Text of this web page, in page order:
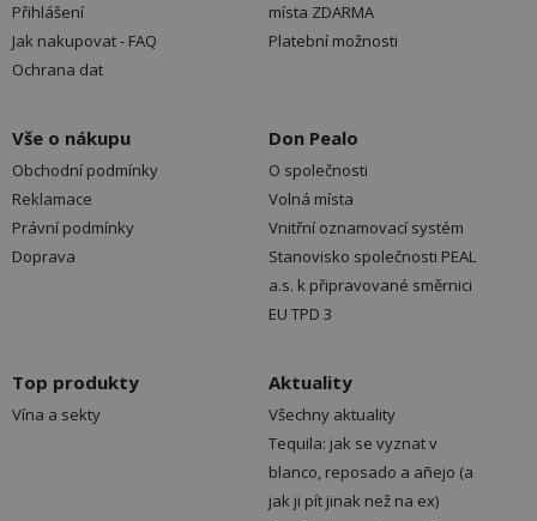
Přihlášení
Jak nakupovat - FAQ
Ochrana dat
místa ZDARMA
Platební možnosti
Vše o nákupu
Obchodní podmínky
Reklamace
Právní podmínky
Doprava
Don Pealo
O společnosti
Volná místa
Vnitřní oznamovací systém
Stanovisko společnosti PEAL
a.s. k připravované směrnici
EU TPD 3
Top produkty
Vína a sekty
Aktuality
Všechny aktuality
Tequila: jak se vyznat v
blanco, reposado a añejo (a
jak ji pít jinak než na ex)